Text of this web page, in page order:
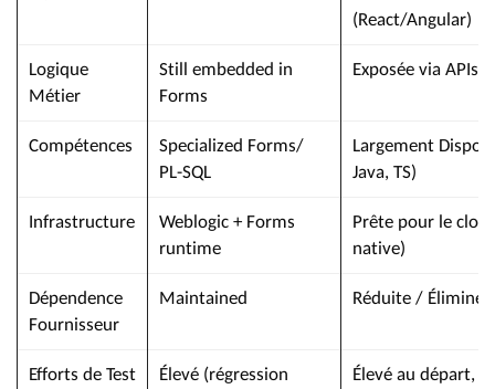
(React/Angular)
Logique
Métier
Still embedded in
Forms
Exposée via APIs
Compétences
Specialized Forms/
PL-SQL
Largement
Java, TS)
Infrastructure
Weblogic + Forms
runtime
Prête pour le
native)
Dépendence
Fournisseur
Maintained Réduite / Éliminée
Efforts de Test
Élevé (régression
Élevé au départ,